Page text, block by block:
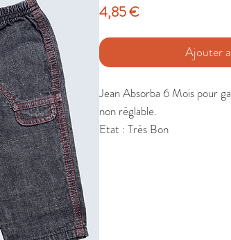
4,85 €Prix
Ajouter
Jean Absorba 6 Mois pour
non réglable.
Etat : Très Bon